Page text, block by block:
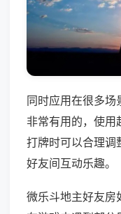
同时应用在很多
非常有用的，使用
打牌时可以合理调
好友间互动乐趣。
微乐斗地主好友房